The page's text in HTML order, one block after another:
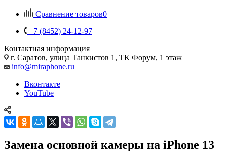
Сравнение товаров0
+7 (8452) 24-12-97
Контактная информация
г. Саратов, улица Танкистов 1, ТК Форум, 1 этаж
info@miraphone.ru
Вконтакте
YouTube
Замена основной камеры на iPhone 13